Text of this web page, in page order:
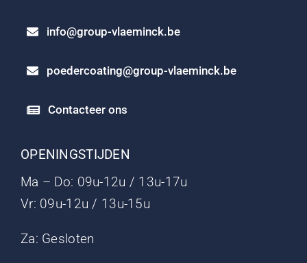
info@group-vlaeminck.be
poedercoating@group-vlaeminck.be
Contacteer ons
OPENINGSTIJDEN
Ma – Do: 09u-12u / 13u-17u
Vr: 09u-12u / 13u-15u
Za: Gesloten